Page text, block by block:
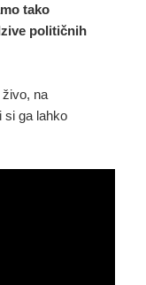
tako
političnih
na
si ga lahko